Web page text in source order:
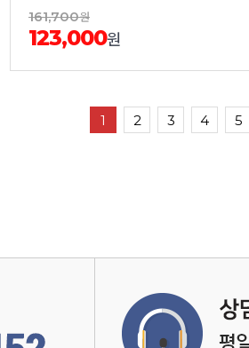
161,700원
123,000원
1 2 3 4 5